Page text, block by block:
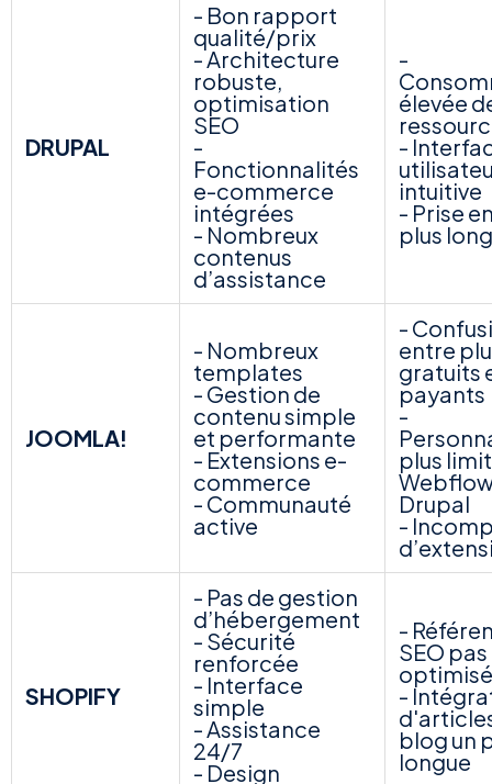
DRUPAL
- Bon rapport
qualité/prix
- Architecture
robuste,
optimisation
SEO
-
Fonctionnalités
e-commerce
intégrées
- Nombreux
contenus
d’assistance
-
élevée
-
intuitive
- Prise
plus
JOOMLA!
- Nombreux
templates
- Gestion de
contenu simple
et performante
- Extensions e-
commerce
- Communauté
active
-
entre
gratuits
payants
-
plus
Drupal
-
SHOPIFY
- Pas de gestion
d’hébergement
- Sécurité
renforcée
- Interface
simple
- Assistance
24/7
- Design
-
SEO pas
optimisé
-
blog un
longue